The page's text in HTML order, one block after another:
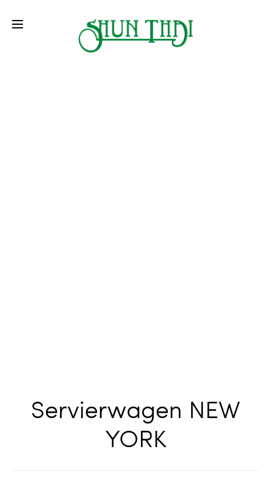
Servierwagen NEW
YORK